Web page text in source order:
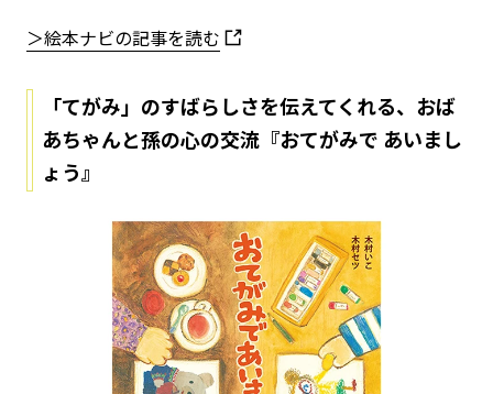
＞絵本ナビの記事を読む
「てがみ」のすばらしさを伝えてくれる、おば
あちゃんと孫の心の交流『おてがみで あいまし
ょう』